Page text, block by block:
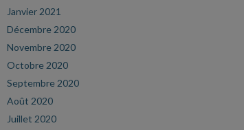
Janvier 2021
Décembre 2020
Novembre 2020
Octobre 2020
Septembre 2020
Août 2020
Juillet 2020